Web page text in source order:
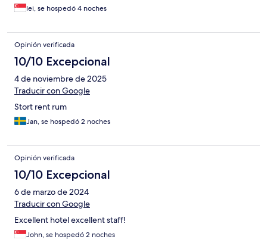
lei, se hospedó 4 noches
Opinión verificada
10/10 Excepcional
4 de noviembre de 2025
Traducir con Google
Stort rent rum
Jan, se hospedó 2 noches
Opinión verificada
10/10 Excepcional
6 de marzo de 2024
Traducir con Google
Excellent hotel excellent staff!
John, se hospedó 2 noches